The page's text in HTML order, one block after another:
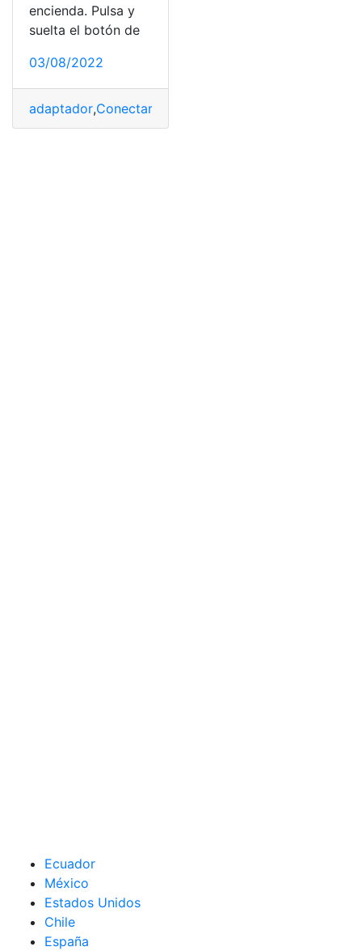
encienda. Pulsa y
suelta el botón de
03/08/2022
adaptador,Conectar
Ecuador
México
Estados Unidos
Chile
España